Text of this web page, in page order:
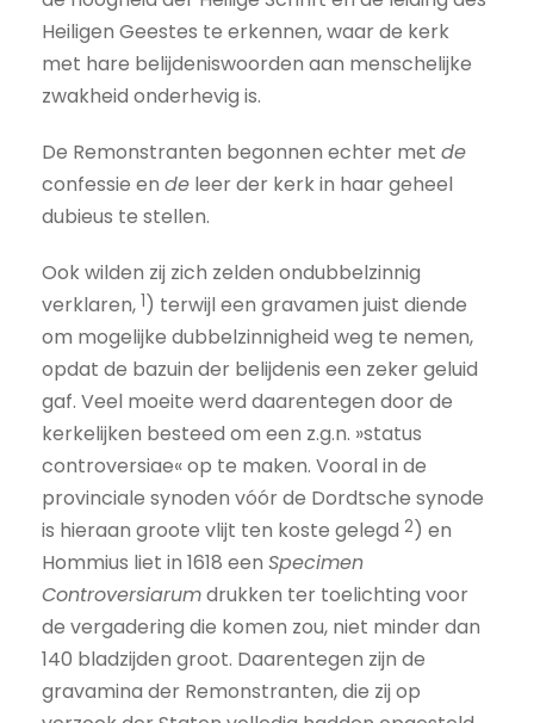
Heiligen Geestes te erkennen, waar de kerk
met hare belijdeniswoorden aan menschelijke
zwakheid onderhevig is.
De Remonstranten begonnen echter met de
confessie en de leer der kerk in haar geheel
dubieus te stellen.
Ook wilden zij zich zelden ondubbelzinnig
verklaren, 1) terwijl een gravamen juist diende
om mogelijke dubbelzinnigheid weg te nemen,
opdat de bazuin der belijdenis een zeker geluid
gaf. Veel moeite werd daarentegen door de
kerkelijken besteed om een z.g.n. »status
controversiae« op te maken. Vooral in de
provinciale synoden vóór de Dordtsche synode
is hieraan groote vlijt ten koste gelegd 2) en
Hommius liet in 1618 een Specimen
Controversiarumdrukken ter toelichting voor
de vergadering die komen zou, niet minder dan
140 bladzijden groot. Daaren­tegen zijn de
gravamina der Remonstranten, die zij op